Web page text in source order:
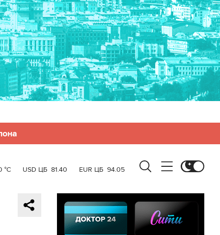
°C USD ЦБ 81.40 EUR ЦБ 94.05